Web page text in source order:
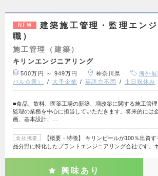
NEW
建築施工管理・監理エン
職）
施工管理（建築）
キリンエンジニアリング
500万円 ～ 949万円 神奈川県
海外
バル企業）
大手企業 英語力不問 土日祝休み
■食品、飲料、医薬工場の新築、増改築に関する施工管理
監理の業務を中心に担当していただきます。将来的には
画、基本設計、…
会社概要
【概要・特徴】 キリンビールが100％出資
品分野に特化したプラントエンジニアリング会社です。
興味あり